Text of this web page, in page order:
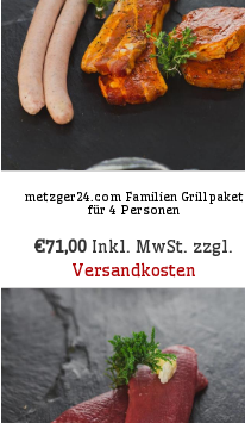
metzger24.com Familien Grillpaket
für 4 Personen
€71,00 Inkl. MwSt. zzgl.
Versandkosten